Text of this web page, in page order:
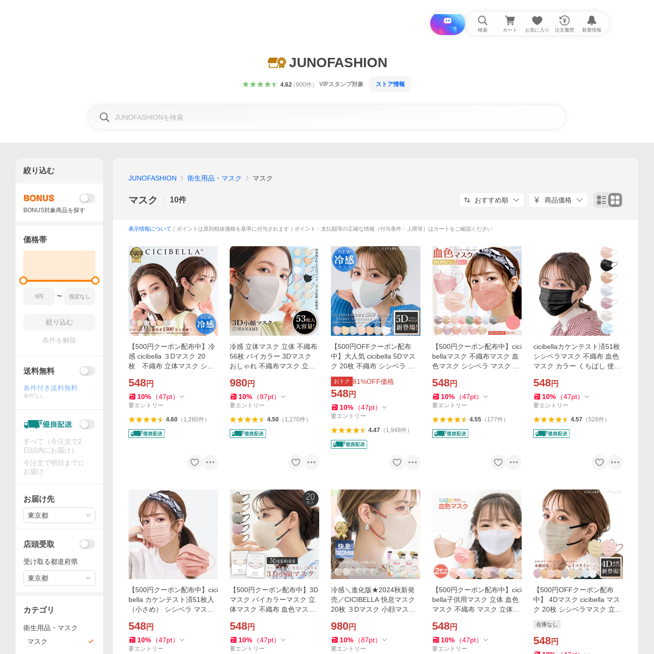
i と探す 検索 カート お気に入り 注文履歴 新着情報
JUNOFASHION
4.62（900件） VIPスタンプ対象 ストア情報
JUNOFASHION 衛生用品・マスク マスク
マスク 10件 おすすめ順 商品価格
表示情報について ｜ポイントは原則税抜価格を基準に付与されます｜ポイント・支払額等の正確な情報（付与条件・上限等）はカートをご確認ください
【500円クーポン配布中】冷
感 cicibella ３Dマスク 20
枚 不織布 立体マスク シシ
マスク バイカラーマスク 不
織布マスク くちばし
548円
10% （47pt）
要エントリー
4.60（ 1,280件）
冷感 立体マスク 立体 不織布
56枚 バイカラー 3Dマスク
おしゃれ 不織布マスク 立体
顔 丸顔 面長 柔らかい 通気性
HANAMI
980円
10% （87pt）
要エントリー
4.50（ 1,270件）
【500円OFFクーポン配布
中】大人気 cicibella 5Dマス
ク 20枚 不織布 シシベラ マ
スク 立体マスク 不織布マス
ク 小顔マスク ハイカラーマ
スク 冷感マスク
おトク 81%OFF価格
548円
10% （47pt）
要エントリー
4.47（ 1,948件）
【500円クーポン配布中】cici
bellaマスク 不織布マスク 血
色マスク シシベラ マスク ３
ばし 立体マスク 大人用 小顔
マスク
548円
10% （47pt）
要エントリー
4.55（ 177件）
cicibellaカケンテスト済51枚
シシベラマスク 不織布 血色
マスク カラー くちばし 使い
痛くならない
548円
10% （47pt）
要エントリー
4.57（528件）
【500円クーポン配布中】cici
bella カケンテスト済51枚入
（小さめ） シシベラ マスク
ちばし 使い捨て 小顔 耳が痛
くならない
548円
10% （47pt）
要エントリー
【500円クーポン配布中】3D
マスク バイカラーマスク 立
体マスク 不織布 血色マスク
スク カラー E型 マスク 不織
布 立体
548円
10% （47pt）
要エントリー
冷感＼進化版★2024秋新発
売／CICIBELLA 快息マスク
20枚 ３Dマスク 小顔マスク
ク シシベラ 不織布マスク 小
顔 10枚*2
980円
10% （87pt）
要エントリー
【500円クーポン配布中】cici
bella子供用マスク 立体 血色
マスク 不織布 マスク 立体マ
バイカラーマスク くちばし
マスク 小顔マスク
548円
10% （47pt）
要エントリー
【500円OFFクーポン配布
中】 4Dマスク cicibella マス
ク 20枚 シシベラマスク 立体
顔マスク バイカラーマスク
在庫なし
548円
絞り込む
BONUS対象商品を探す
価格帯
〜
絞り込む
条件を解除
送料無料
条件付き送料無料
条件なし
すべて（今注文で2
日以内にお届け）
今注文で明日までに
お届け
お届け先
東京都
店頭受取
受け取る都道府県
東京都
カテゴリ
衛生用品・マスク
マスク